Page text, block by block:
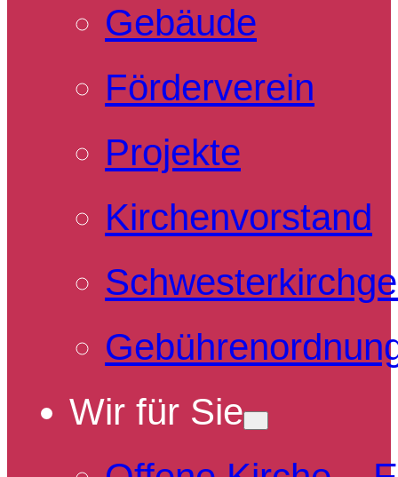
Gebäude
Förderverein
Projekte
Kirchenvorstand
Wir für Sie